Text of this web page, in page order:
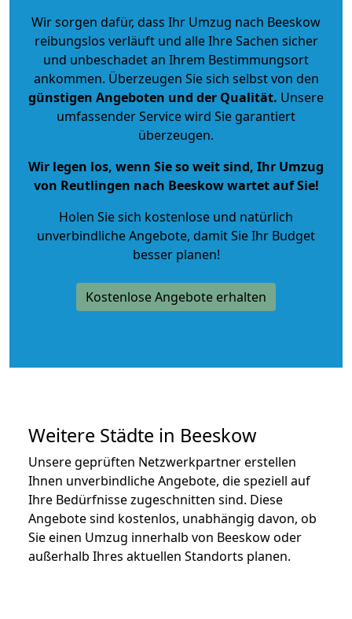
Wir sorgen dafür, dass Ihr Umzug nach Beeskow
reibungslos verläuft und alle Ihre Sachen sicher
und unbeschadet an Ihrem Bestimmungsort
ankommen. Überzeugen Sie sich selbst von den
günstigen Angeboten und der Qualität. Unsere
umfassender Service wird Sie garantiert
überzeugen.
Wir legen los, wenn Sie so weit sind, Ihr Umzug
von Reutlingen nach Beeskow wartet auf Sie!
Holen Sie sich kostenlose und natürlich
unverbindliche Angebote, damit Sie Ihr Budget
besser planen!
Kostenlose Angebote erhalten
Weitere Städte in Beeskow
Unsere geprüften Netzwerkpartner erstellen
Ihnen unverbindliche Angebote, die speziell auf
Ihre Bedürfnisse zugeschnitten sind. Diese
Angebote sind kostenlos, unabhängig davon, ob
Sie einen Umzug innerhalb von Beeskow oder
außerhalb Ihres aktuellen Standorts planen.